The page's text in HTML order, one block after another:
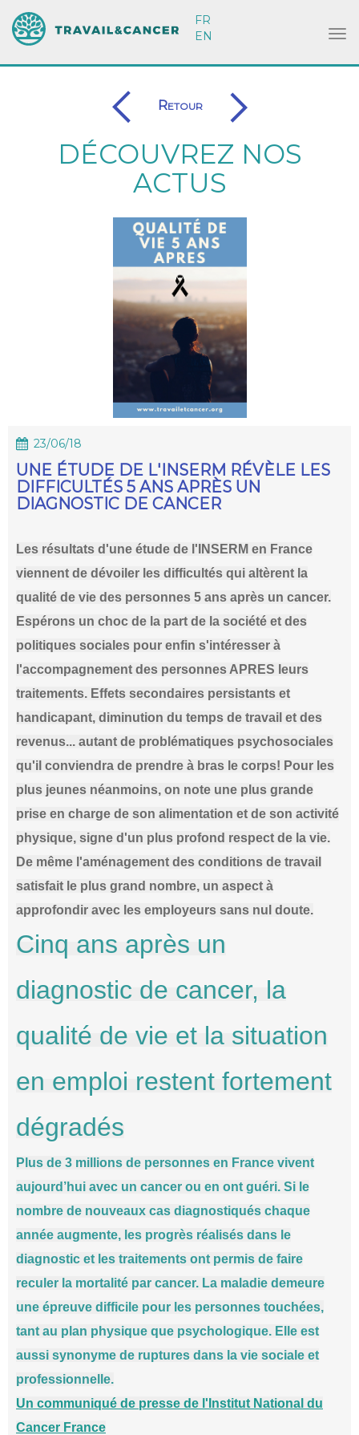
FR
EN
Retour
DÉCOUVREZ NOS
ACTUS
23/06/18
UNE ÉTUDE DE L'INSERM RÉVÈLE LES
DIFFICULTÉS 5 ANS APRÈS UN
DIAGNOSTIC DE CANCER
Les résultats d'une étude de l'INSERM en France
viennent de dévoiler les difficultés qui altèrent la
qualité de vie des personnes 5 ans après un cancer.
Espérons un choc de la part de la société et des
politiques sociales pour enfin s'intéresser à
l'accompagnement des personnes APRES leurs
traitements. Effets secondaires persistants et
handicapant, diminution du temps de travail et des
revenus... autant de problématiques psychosociales
qu'il conviendra de prendre à bras le corps! Pour les
plus jeunes néanmoins, on note une plus grande
prise en charge de son alimentation et de son activité
physique, signe d'un plus profond respect de la vie.
De même l'aménagement des conditions de travail
satisfait le plus grand nombre, un aspect à
approfondir avec les employeurs sans nul doute.
Cinq ans après un
diagnostic de cancer, la
qualité de vie et la situation
en emploi restent fortement
dégradés
Plus de 3 millions de personnes en France vivent
aujourd’hui avec un cancer ou en ont guéri. Si le
nombre de nouveaux cas diagnostiqués chaque
année augmente, les progrès réalisés dans le
diagnostic et les traitements ont permis de faire
reculer la mortalité par cancer. La maladie demeure
une épreuve difficile pour les personnes touchées,
tant au plan physique que psychologique. Elle est
aussi synonyme de ruptures dans la vie sociale et
professionnelle.
Un communiqué de presse de l'Institut National du
Cancer France